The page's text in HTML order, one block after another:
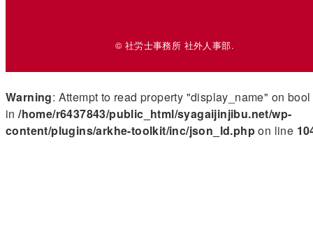
© 社労士事務所 社外人事部.
Warning: Attempt to read property "display_name" on bool
in/home/r6437843/public_html/syagaijinjibu.net/wp-
content/plugins/arkhe-toolkit/inc/json_ld.phpon line